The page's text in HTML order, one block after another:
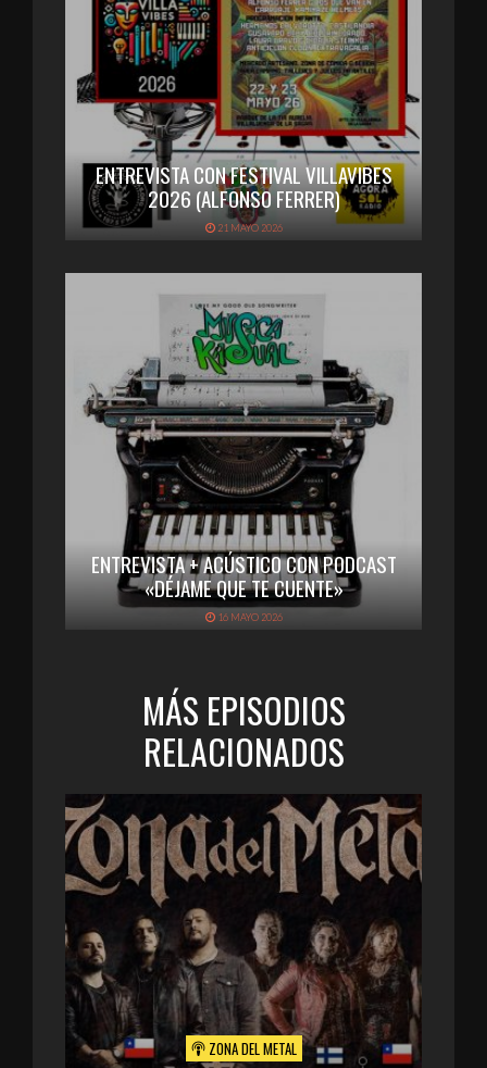
ENTREVISTA CON FESTIVAL VILLAVIBES
2026 (ALFONSO FERRER)
21 MAYO 2026
ENTREVISTA + ACÚSTICO CON PODCAST
«DÉJAME QUE TE CUENTE»
16 MAYO 2026
MÁS EPISODIOS
RELACIONADOS
ZONA DEL METAL